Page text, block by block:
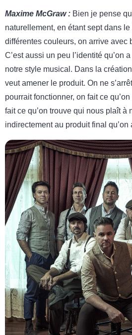
Maxime McGraw : Bien je pense
naturellement, en étant sept dans le
différentes couleurs, on arrive avec
C’est aussi un peu l’identité qu’on
notre style musical. Dans la
veut amener le produit. On ne
pourrait fonctionner, on fait ce
fait ce qu’on trouve qui nous plaît à
indirectement au produit final qu’on